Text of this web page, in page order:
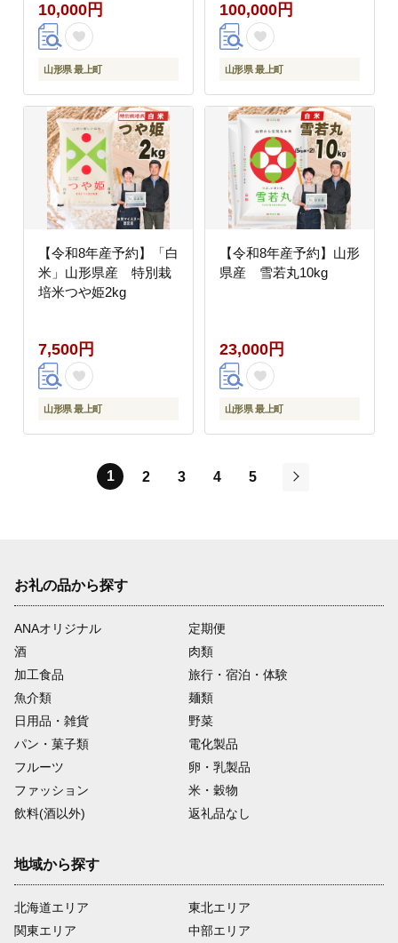
10,000円
山形県 最上町
100,000円
山形県 最上町
【令和8年産予約】「白
米」山形県産 特別栽
培米つや姫2kg
7,500円
山形県 最上町
【令和8年産予約】山形
県産 雪若丸10kg
23,000円
山形県 最上町
1 2 3 4
5
お礼の品から探す
ANAオリジナル
定期便
酒
肉類
加工食品
旅行・宿泊・体験
魚介類
麺類
日用品・雑貨
野菜
パン・菓子類
電化製品
フルーツ
卵・乳製品
ファッション
米・穀物
飲料(酒以外)
返礼品なし
地域から探す
北海道エリア
関東エリア
東北エリア
中部エリア